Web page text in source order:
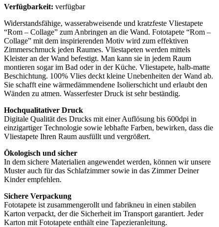
Verfügbarkeit: verfügbar
Widerstandsfähige, wasserabweisende und kratzfeste Vliestapete
“Rom – Collage” zum Anbringen an die Wand. Fototapete “Rom –
Collage” mit dem inspirierenden Motiv wird zum effektiven
Zimmerschmuck jeden Raumes. Vliestapeten werden mittels
Kleister an der Wand befestigt. Man kann sie in jedem Raum
montieren sogar im Bad oder in der Küche. Vliestapete, halb-matte
Beschichtung. 100% Vlies deckt kleine Unebenheiten der Wand ab.
Sie schafft eine wärmedämmendene Isolierschicht und erlaubt den
Wänden zu atmen. Wasserfester Druck ist sehr beständig.
Hochqualitativer Druck
Digitale Qualität des Drucks mit einer Auflösung bis 600dpi in
einzigartiger Technologie sowie lebhafte Farben, bewirken, dass die
Vliestapete Ihren Raum ausfüllt und vergrößert.
Ökologisch und sicher
In dem sichere Materialien angewendet werden, können wir unsere
Muster auch für das Schlafzimmer sowie in das Zimmer Deiner
Kinder empfehlen.
Sichere Verpackung
Fototapete ist zusammengerollt und fabrikneu in einen stabilen
Karton verpackt, der die Sicherheit im Transport garantiert. Jeder
Karton mit Fototapete enthält eine Tapezieranleitung.